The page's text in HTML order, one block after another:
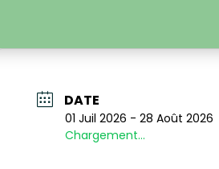
DATE
01 Juil 2026 - 28 Août 2026
Chargement...